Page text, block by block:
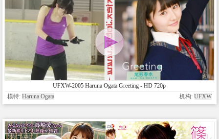
UFXW-2005 Haruna Ogata Greeting - HD 720p
模特: Haruna Ogata 机构: UFXW